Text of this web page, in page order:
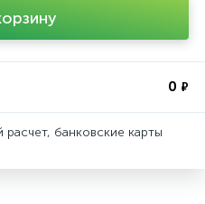
0 ₽
банковские карты